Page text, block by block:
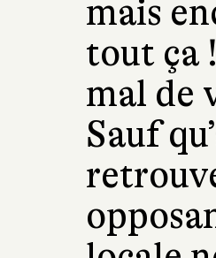
mais
tout ça
mal de
Sauf